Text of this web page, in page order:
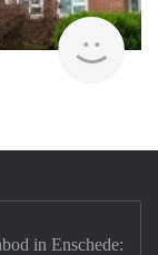
in Enschede: